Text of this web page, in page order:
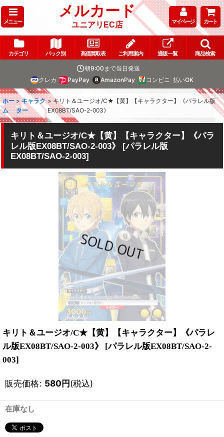
メニュー
メルカード
ユニアリEC店 マイページ カート
カテゴリ パック別 高価買取表 ご利用案内 通販一覧 商品検索
朝9:00まで当日発送
クレカ
PayPay AmazonPay コンビニ 払いOK
ホー
ム
> キャラク
ター
> キリト＆ユージオ/C★【黄】【キャラクター】《パラレル版
EX08BT/SAO-2-003》
キリト＆ユージオ/C★【黄】【キャラクター】《パラ
レル版EX08BT/SAO-2-003》
[パラレル版
EX08BT/SAO-2-003]
キリト＆ユージオ/C★【黄】【キャラクター】《パラレ
ル版EX08BT/SAO-2-003》
[パラレル版EX08BT/SAO-2-
003]
販売価格: 580円(税込)
在庫なし